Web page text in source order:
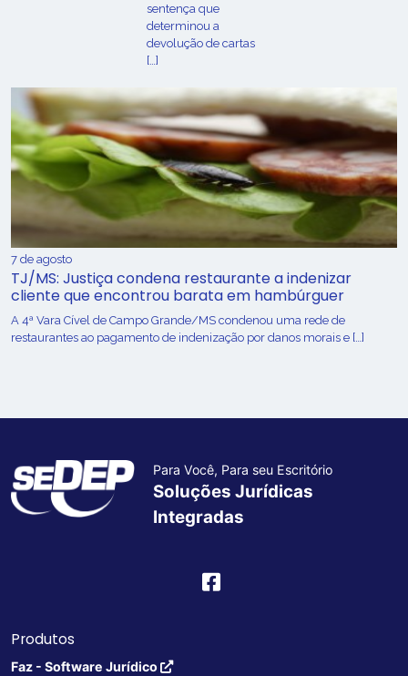
sentença que
determinou a
devolução de cartas
[…]
7 de agosto
TJ/MS: Justiça condena restaurante a indenizar
cliente que encontrou barata em hambúrguer
A 4ª Vara Cível de Campo Grande/MS condenou uma rede de
restaurantes ao pagamento de indenização por danos morais e […]
Para Você, Para seu Escritório
Soluções Jurídicas
Integradas
Produtos
Faz - Software Jurídico